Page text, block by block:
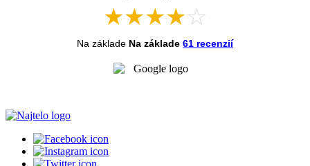
★★★★☆
Na základe Na základe 61 recenzií